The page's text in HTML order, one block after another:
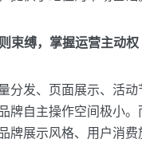
束缚，掌握运营主动权
分发、页面展示、活
牌自主操作空间极小
牌展示风格、用户消费